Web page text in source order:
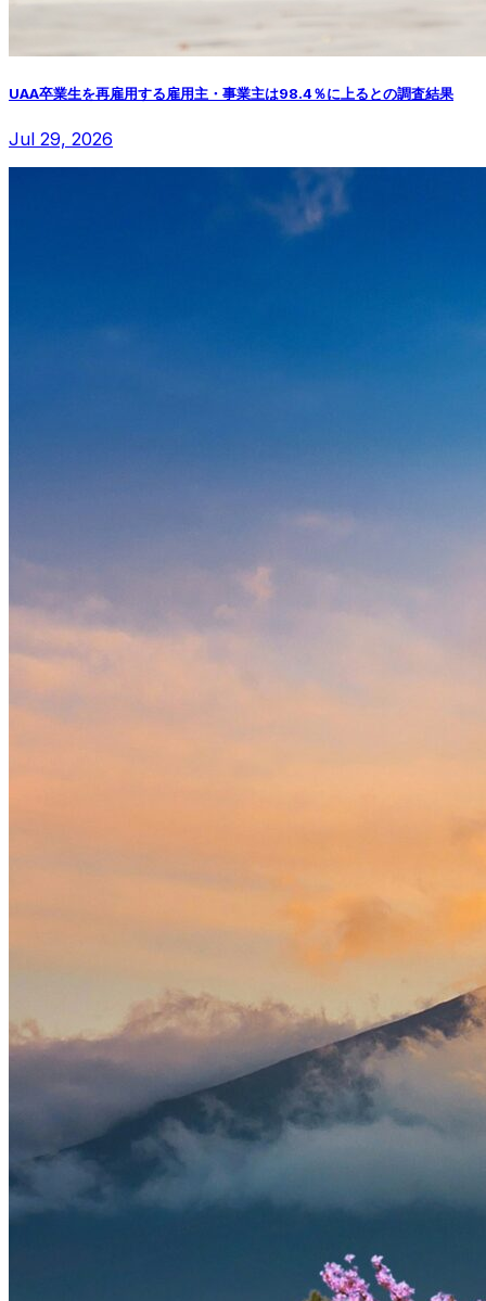
UAA卒業生を再雇用する雇用主・事業主は98.4％に上るとの調査結果
Jul 29, 2026